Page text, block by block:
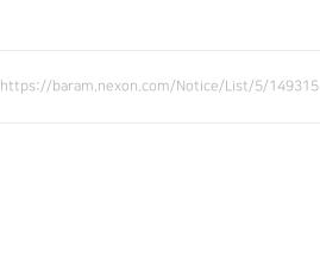
https://baram.nexon.com/Notice/List/5/149315